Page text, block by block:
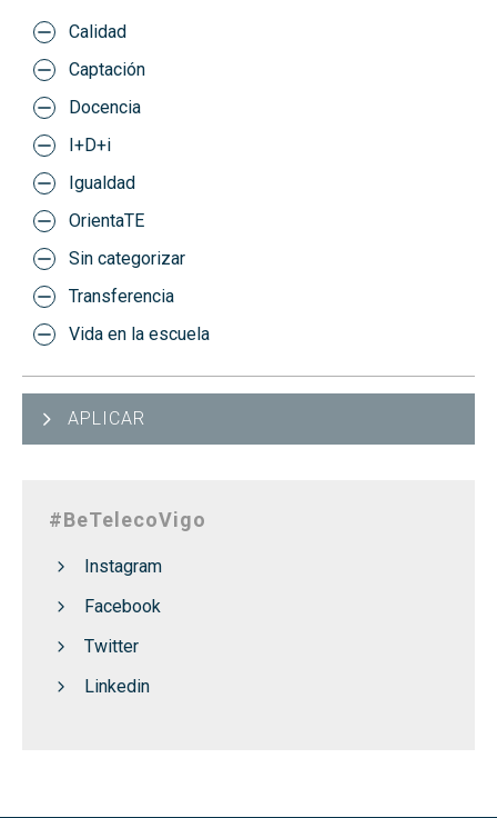
Calidad
Captación
Docencia
I+D+i
Igualdad
OrientaTE
Sin categorizar
Transferencia
Vida en la escuela
APLICAR
#BeTelecoVigo
Instagram
Facebook
Twitter
Linkedin